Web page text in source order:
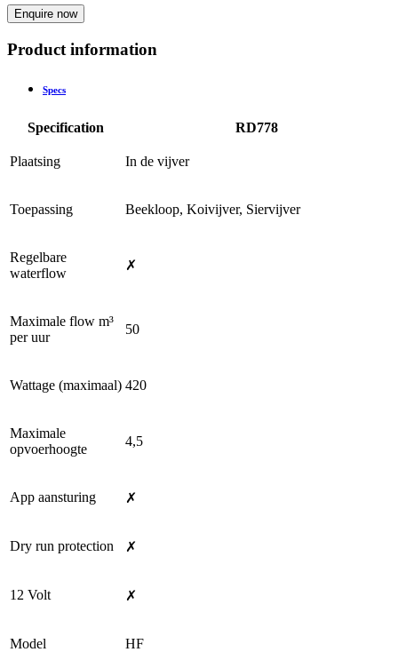
Enquire now
Product information
Specs
Specification RD778
Plaatsing In de vijver
Toepassing Beekloop, Koivijver, Siervijver
Regelbare
waterflow
✗
Maximale flow m³
per uur
50
Wattage (maximaal) 420
Maximale
opvoerhoogte
4,5
App aansturing ✗
Dry run protection ✗
12 Volt ✗
Model HF